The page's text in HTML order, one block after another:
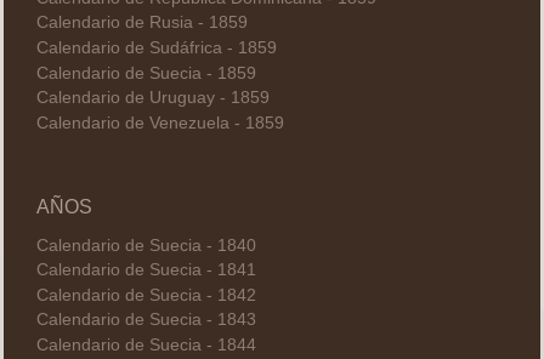
Calendario de Rusia - 1859
Calendario de Sudáfrica - 1859
Calendario de Suecia - 1859
Calendario de Uruguay - 1859
Calendario de Venezuela - 1859
AÑOS
Calendario de Suecia - 1840
Calendario de Suecia - 1841
Calendario de Suecia - 1842
Calendario de Suecia - 1843
Calendario de Suecia - 1844